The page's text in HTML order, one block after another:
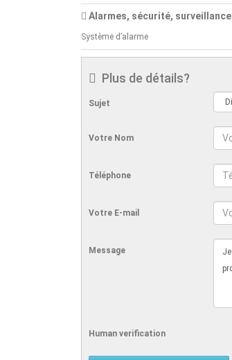
Alarmes, sécurité, surveillance
Système d’alarme
Plus de détails?
Sujet
Votre Nom
Téléphone
Votre E-mail
Message
Human verification